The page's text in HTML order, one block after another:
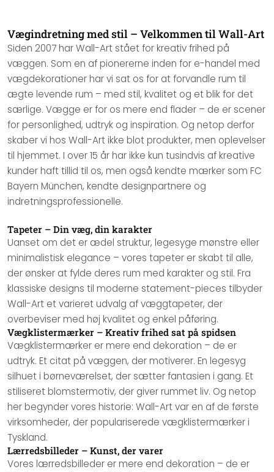
Vægindretning med stil – Velkommen til Wall-Art
Siden 2007 har Wall-Art stået for kreativ frihed på
væggen. Som en af pionererne inden for e-handel med
vægdekorationer har vi sat os for at forvandle rum til
ægte levende rum – med stil, kvalitet og et blik for det
særlige. Vægge er for os mere end flader – de er scener
for personlighed, udtryk og inspiration. Og netop derfor
skaber vi hos Wall-Art ikke blot produkter, men oplevelser
til hjemmet. I over 15 år har ikke kun tusindvis af kreative
kunder haft tillid til os, men også kendte mærker som FC
Bayern München, kendte designpartnere og
indretningsprofessionelle.
Tapeter – Din væg, din karakter
Uanset om det er ædel struktur, legesyge mønstre eller
minimalistisk elegance – vores tapeter er skabt til alle,
der ønsker at fylde deres rum med karakter og stil. Fra
klassiske designs til moderne statement-pieces tilbyder
Wall-Art et varieret udvalg af væggtapeter, der
overbeviser med høj kvalitet og enkel påføring.
Vægklistermærker – Kreativ frihed sat på spidsen
Vægklistermærker er mere end dekoration – de er
udtryk. Et citat på væggen, der motiverer. En legesyg
silhuet i børneværelset, der sætter fantasien i gang. Et
stiliseret blomstermotiv, der giver rummet liv. Og netop
her begynder vores historie: Wall-Art var en af de første
virksomheder, der populariserede vægklistermærker i
Tyskland.
Lærredsbilleder – Kunst, der varer
Vores lærredsbilleder er mere end dekoration – de er